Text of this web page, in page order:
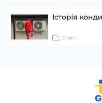
Історія
Статті